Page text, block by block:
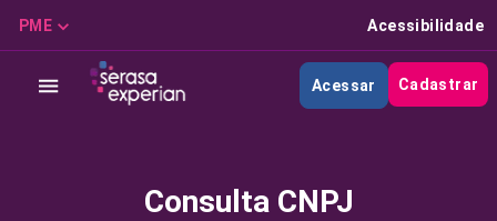
PME Acessibilidade
Acessar Cadastrar
Consulta CNPJ